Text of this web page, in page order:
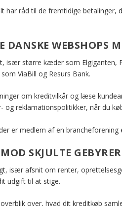
har råd til de fremtidige betalinger,
DANSKE WEBSHOPS
især større kæder som Elgiganten,
ViaBill og Resurs Bank.
om kreditvilkår og læse
og reklamationspolitikker, når du
er medlem af en
SKJULTE GEBYRER
især afsnit om renter,
udgift til at stige.
over, hvad dit kreditkøb